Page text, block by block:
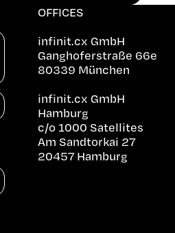
OFFICES
infinit.cx GmbH
Ganghoferstraße 66e
80339 München
infinit.cx GmbH
Hamburg
c/o 1000 Satellites
Am Sandtorkai 27
20457 Hamburg